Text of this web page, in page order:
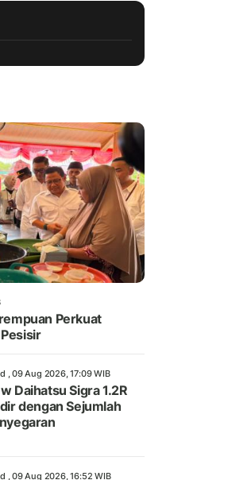
Perkuat
, 09 Aug 2026, 17:09 WIB
Daihatsu Sigra 1.2R
dengan Sejumlah
, 09 Aug 2026, 16:52 WIB